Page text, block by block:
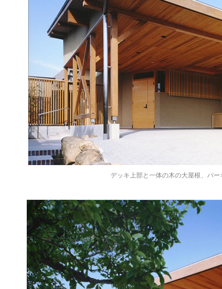
デッキ上部と一体の木の大屋根、パ